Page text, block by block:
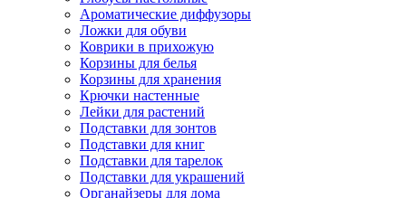
Ароматические диффузоры
Ложки для обуви
Коврики в прихожую
Корзины для белья
Корзины для хранения
Крючки настенные
Лейки для растений
Подставки для зонтов
Подставки для книг
Подставки для тарелок
Подставки для украшений
Органайзеры для дома